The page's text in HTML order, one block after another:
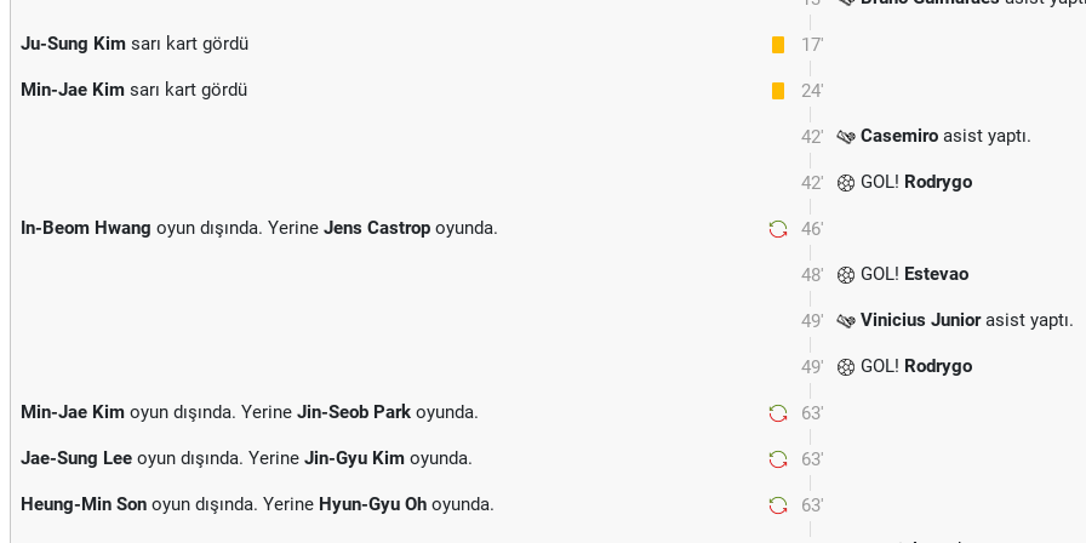
17'
Ju-Sung Kim sarı kart gördü
24'
Min-Jae Kim sarı kart gördü
42' Casemiro asist yaptı.
42' GOL! Rodrygo
46'
In-Beom Hwang oyun dışında. Yerine Jens Castrop oyunda.
48' GOL! Estevao
49' Vinicius Juniorasist yaptı.
49' GOL! Rodrygo
63'
Min-Jae Kim oyun dışında. Yerine Jin-Seob Park oyunda.
63'
Jae-Sung Lee oyun dışında. Yerine Jin-Gyu Kim oyunda.
63'
Heung-Min Son oyun dışında. Yerine Hyun-Gyu Oh oyunda.